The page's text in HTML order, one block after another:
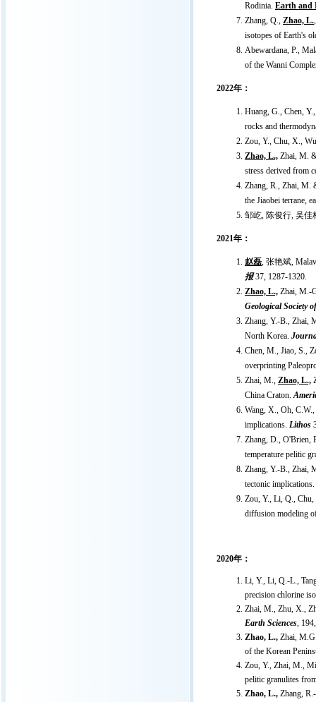
Rodinia. Earth and
Zhang, Q., Zhao, L.
isotopes of Earth's
Abewardana, P.,
of the Wanni
2022年：
Huang, G., Chen,
rocks and
Zou, Y., Chu, X.,
Zhao, L., Zhai, M.
stress derived from
Zhang, R., Zhai, M.
the Jiaobei terrane,
邹屹, 陈俊行, 吴佳
2021年：
赵磊, 张艳斌,
报37, 1287-1320.
Zhao, L., Zhai, M.-
Geological Society
Zhang, Y.-B., Zhai,
North Korea.
Chen, M., Jiao, S.,
overprinting
Zhai, M., Zhao, L.,
China Craton.
Wang, X., Oh,
implications. Lithos
Zhang, D., O'Brien,
temperature pelitic
Zhang, Y.-B., Zhai,
tectonic implications.
Zou, Y., Li, Q.,
diffusion modeling
2020年：
Li, Y., Li, Q.-L.,
precision chlorine
Zhai, M., Zhu, X.,
Earth Sciences,
Zhao, L., Zhai,
of the Korean
Zou, Y., Zhai, M.,
pelitic granulites
Zhao, L., Zhang,